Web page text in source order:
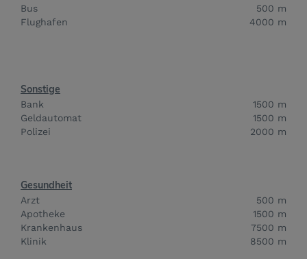
Bus
500 m
Flughafen
4000 m
Sonstige
Bank
1500 m
Geldautomat
1500 m
Polizei
2000 m
Gesundheit
Arzt
500 m
Apotheke
1500 m
Krankenhaus
7500 m
Klinik
8500 m